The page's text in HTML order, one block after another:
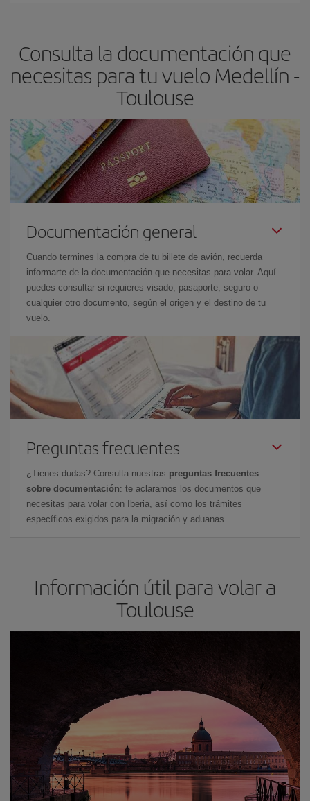
Consulta la documentación que
necesitas para tu vuelo Medellín -
Toulouse
Documentación general
Cuando termines la compra de tu billete de avión, recuerda
informarte de la documentación que necesitas para volar. Aquí
puedes consultar si requieres visado, pasaporte, seguro o
cualquier otro documento, según el origen y el destino de tu
vuelo.
Preguntas frecuentes
¿Tienes dudas? Consulta nuestras preguntas frecuentes
sobre documentación: te aclaramos los documentos que
necesitas para volar con Iberia, así como los trámites
específicos exigidos para la migración y aduanas.
Información útil para volar a
Toulouse